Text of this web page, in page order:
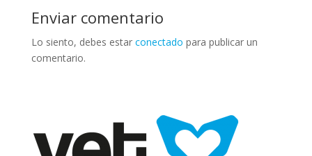
Enviar comentario
Lo siento, debes estar conectado para publicar un
comentario.